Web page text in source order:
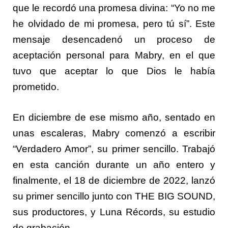
que le recordó una promesa divina: “Yo no me
he olvidado de mi promesa, pero tú sí”. Este
mensaje desencadenó un proceso de
aceptación personal para Mabry, en el que
tuvo que aceptar lo que Dios le había
prometido.
En diciembre de ese mismo año, sentado en
unas escaleras, Mabry comenzó a escribir
“Verdadero Amor”, su primer sencillo. Trabajó
en esta canción durante un año entero y
finalmente, el 18 de diciembre de 2022, lanzó
su primer sencillo junto con THE BIG SOUND,
sus productores, y Luna Récords, su estudio